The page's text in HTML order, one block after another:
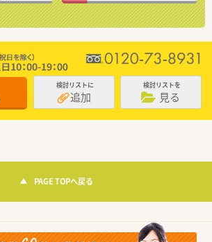
検討リストに
追加
検討リストを
見る
PAGE TOPへ戻る